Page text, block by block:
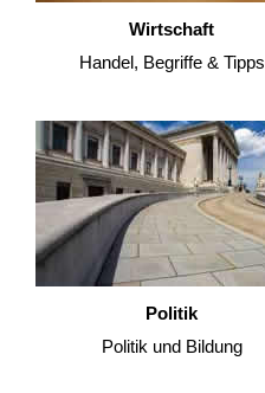
Wirtschaft
Handel, Begriffe & Tipps
Politik
Politik und Bildung